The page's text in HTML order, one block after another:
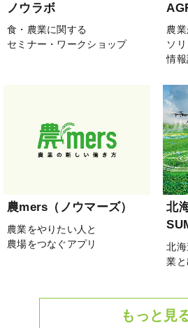
ノウラボ
食・農業に関する
セミナー・ワークショップ
農
ソ
情
農mers（ノウマーズ）
農業をやりたい人と
農場をつなぐアプリ
北
北
業
もっと見